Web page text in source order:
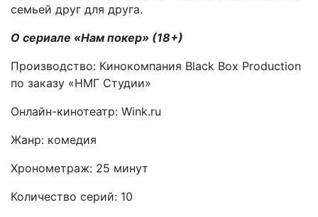
семьей друг для друга.
О сериале «Нам покер» (18+)
Производство: Кинокомпания Black Box Production
по заказу «НМГ Студии»
Онлайн-кинотеатр: Wink.ru
Жанр: комедия
Хронометраж: 25 минут
Количество серий: 10